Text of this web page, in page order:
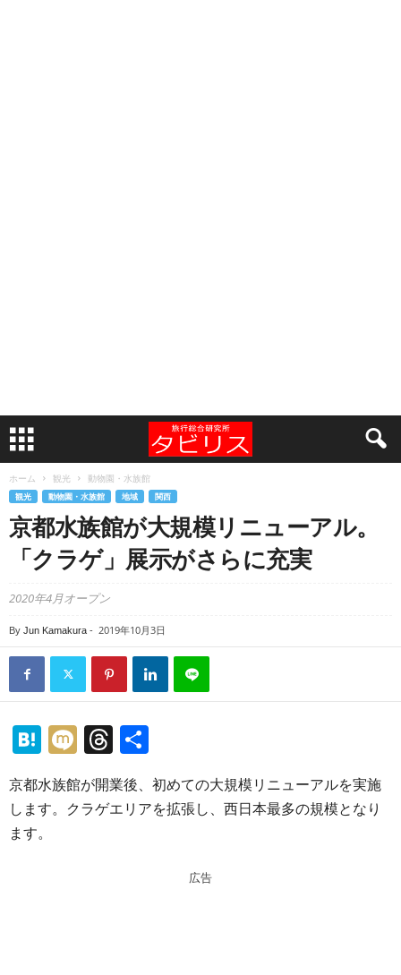
ホーム 観光 動物園・水族館
観光 動物園・水族館 地域 関西
京都水族館が大規模リニューアル。
「クラゲ」展示がさらに充実
2020年4月オープン
By Jun Kamakura - 2019年10月3日
H
e
n
M
T
e
京都水族館が開業後、初めての大規模リニューアルを実施
します。クラゲエリアを拡張し、西日本最多の規模となり
ます。
広告